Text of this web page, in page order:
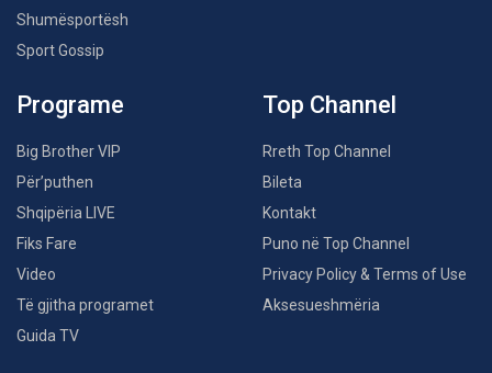
Shumësportësh
Sport Gossip
Programe
Big Brother VIP
Për’puthen
Shqipëria LIVE
Fiks Fare
Video
Të gjitha programet
Guida TV
Top Channel
Rreth Top Channel
Bileta
Kontakt
Puno në Top Channel
Privacy Policy & Terms of Use
Aksesueshmëria